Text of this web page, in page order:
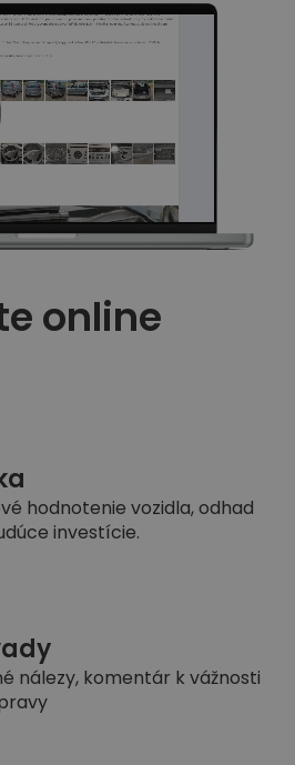
online
hodnotenie vozidla, odhad
investície.
nálezy, komentár k vážnosti